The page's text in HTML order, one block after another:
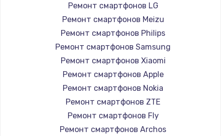
Ремонт смартфонов LG
Ремонт смартфонов Meizu
Ремонт смартфонов Philips
Ремонт смартфонов Samsung
Ремонт смартфонов Xiaomi
Ремонт смартфонов Apple
Ремонт смартфонов Nokia
Ремонт смартфонов ZTE
Ремонт смартфонов Fly
Ремонт смартфонов Archos